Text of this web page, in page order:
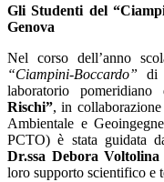
Gli Studenti del
Genova
Nel corso dell’anno
“Ciampini-Boccardo” di
laboratorio
Rischi”, in
Ambientale e
PCTO) è stata guidata
Dr.ssa Debora Voltolina
loro supporto scientifico e